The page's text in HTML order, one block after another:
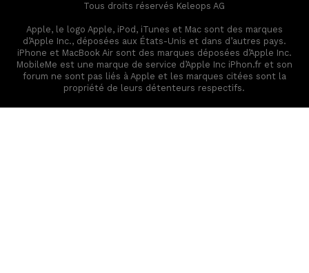
Tous droits réservés Keleops AG
Apple, le logo Apple, iPod, iTunes et Mac sont des marques
d’Apple Inc., déposées aux États-Unis et dans d’autres pays.
iPhone et MacBook Air sont des marques déposées d’Apple Inc.
MobileMe est une marque de service d’Apple Inc iPhon.fr et son
forum ne sont pas liés à Apple et les marques citées sont la
propriété de leurs détenteurs respectifs.